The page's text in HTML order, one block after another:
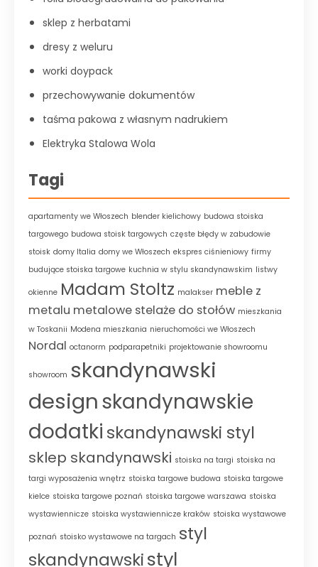
sklep z herbatami
dresy z weluru
worki doypack
przechowywanie dokumentów
taśma pakowa z własnym nadrukiem
Elektryka Stalowa Wola
Tagi
apartamenty we Włoszech blender kielichowy budowa stoiska
targowego budowa stoisk targowych częste błędy w zabudowie
stoisk domy Italia domy we Włoszech ekspres ciśnieniowy firmy
budujące stoiska targowe kuchnia w stylu skandynawskim listwy
okienne Madam Stoltz malakser meble z
metalu metalowe stelaże do stołów mieszkania
w Toskanii Modena mieszkania nieruchomości we Włoszech
Nordal octanorm podparapetniki projektowanie showroomu
showroom skandynawski
designskandynawskie
dodatki skandynawski styl
sklep skandynawski stoiska na targi stoiska na
targi wyposażenia wnętrz stoiska targowe budowa stoiska targowe
kielce stoiska targowe poznań stoiska targowe warszawa stoiska
wystawiennicze stoiska wystawiennicze kraków stoiska wystawowe
poznań stoisko wystawowe na targach styl
skandynawskistyl